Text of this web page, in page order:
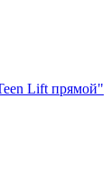
Lift прямой"